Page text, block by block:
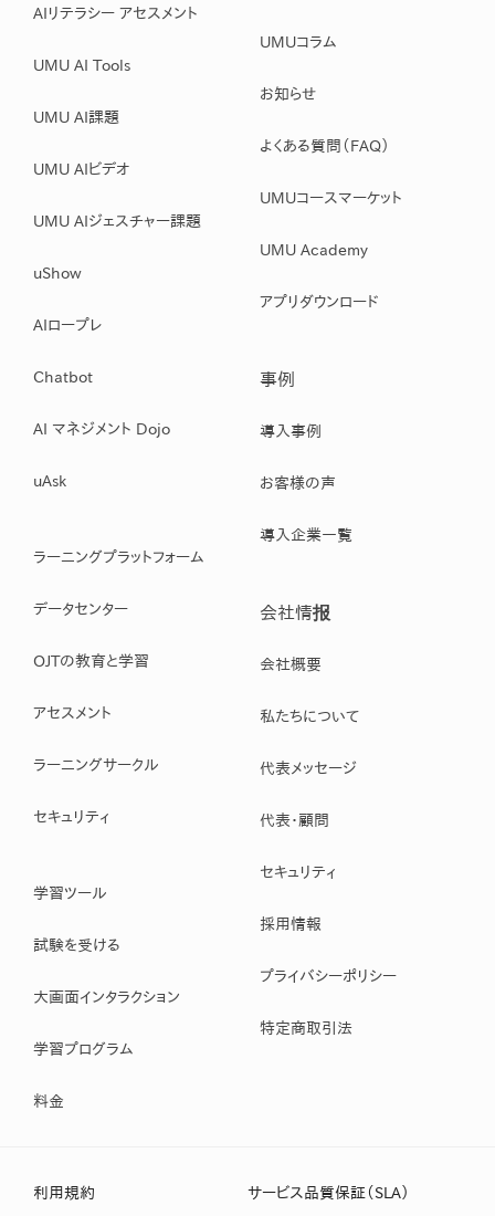
AIリテラシー アセスメント
UMU AI Tools
UMU AI課題
UMU AIビデオ
UMU AIジェスチャー課題
uShow
AIロープレ
Chatbot
AI マネジメント Dojo
uAsk
ラーニングプラットフォーム
データセンター
OJTの教育と学習
アセスメント
ラーニングサークル
セキュリティ
学習ツール
試験を受ける
大画面インタラクション
学習プログラム
料金
UMUコラム
お知らせ
よくある質問（FAQ）
UMUコースマーケット
UMU Academy
アプリダウンロード
事例
導入事例
お客様の声
導入企業一覧
会社情报
会社概要
私たちについて
代表メッセージ
代表・顧問
セキュリティ
採用情報
プライバシーポリシー
特定商取引法
利用規約 サービス品質保証（SLA）